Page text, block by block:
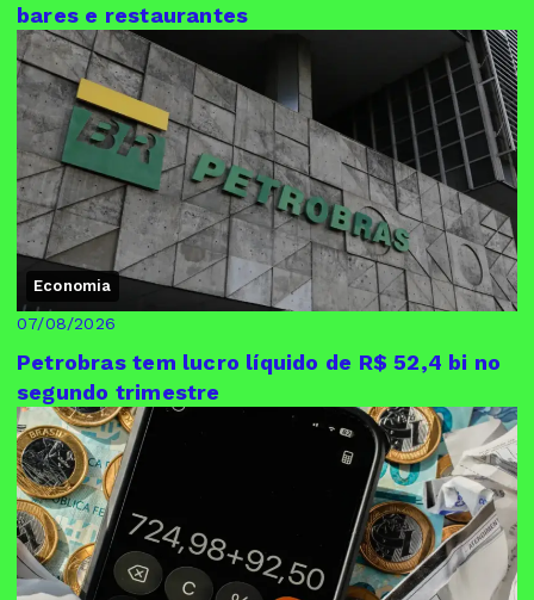
bares e restaurantes
Economia
07/08/2026
Petrobras tem lucro líquido de R$ 52,4 bi no
segundo trimestre